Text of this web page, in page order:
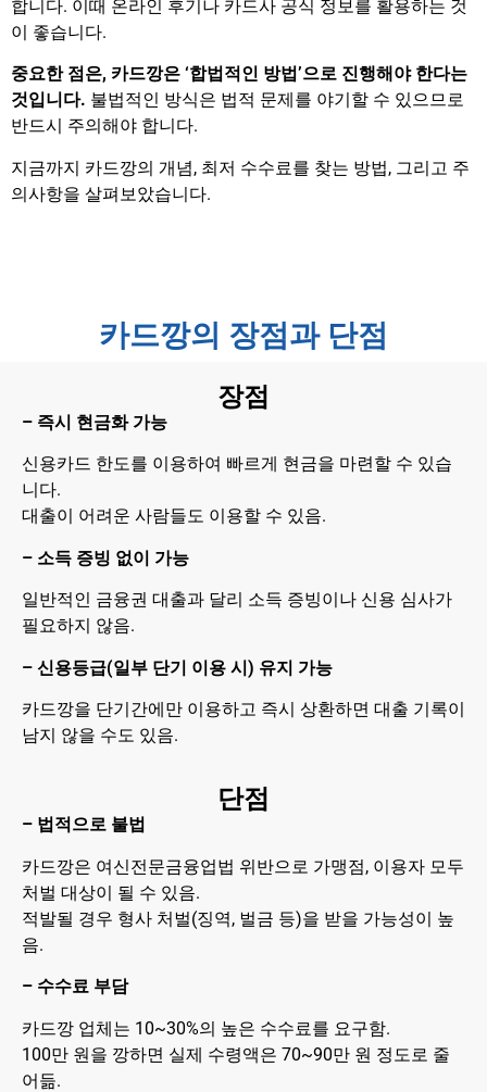
합니다. 이때 온라인 후기나 카드사 공식 정보를 활용하는 것
이 좋습니다.
중요한 점은, 카드깡은 ‘합법적인 방법’으로 진행해야 한다는
것입니다. 불법적인 방식은 법적 문제를 야기할 수 있으므로
반드시 주의해야 합니다.
지금까지 카드깡의 개념, 최저 수수료를 찾는 방법, 그리고 주
의사항을 살펴보았습니다.
카드깡의 장점과 단점
장점
– 즉시 현금화 가능
신용카드 한도를 이용하여 빠르게 현금을 마련할 수 있습
니다.
대출이 어려운 사람들도 이용할 수 있음.
– 소득 증빙 없이 가능
일반적인 금융권 대출과 달리 소득 증빙이나 신용 심사가
필요하지 않음.
– 신용등급(일부 단기 이용 시) 유지 가능
카드깡을 단기간에만 이용하고 즉시 상환하면 대출 기록이
남지 않을 수도 있음.
단점
– 법적으로 불법
카드깡은 여신전문금융업법 위반으로 가맹점, 이용자 모두
처벌 대상이 될 수 있음.
적발될 경우 형사 처벌(징역, 벌금 등)을 받을 가능성이 높
음.
– 수수료 부담
카드깡 업체는 10~30%의 높은 수수료를 요구함.
100만 원을 깡하면 실제 수령액은 70~90만 원 정도로 줄
어듦.